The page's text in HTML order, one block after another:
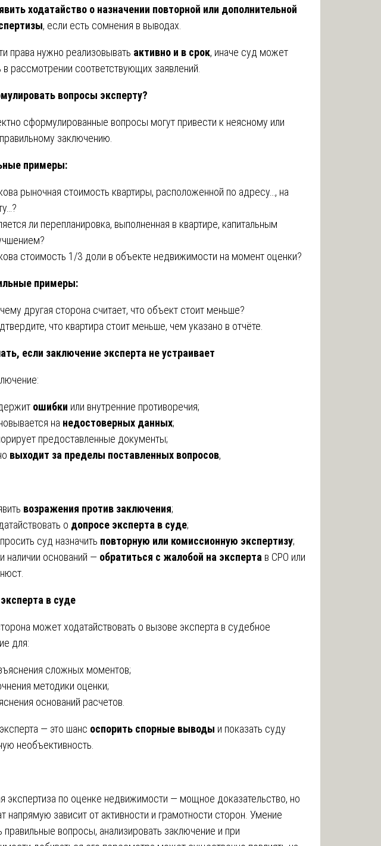
ходатайство о назначении повторной или дополнительной
, если есть сомнения в выводах.
права нужно реализовывать активно и в срок, иначе суд может
в рассмотрении соответствующих заявлений.
вопросы эксперту?
сформулированные вопросы могут привести к неясному или
заключению.
примеры:
рыночная стоимость квартиры, расположенной по адресу…, на
ли перепланировка, выполненная в квартире, капитальным
стоимость 1/3 доли в объекте недвижимости на момент оценки?
примеры:
другая сторона считает, что объект стоит меньше?
что квартира стоит меньше, чем указано в отчёте.
если заключение эксперта не устраивает
ошибки или внутренние противоречия;
на недостоверных данных;
предоставленные документы;
выходит за пределы поставленных вопросов,
возражения против заключения;
о допросе эксперта в суде;
суд назначить повторную или комиссионную экспертизу;
наличии оснований — обратиться с жалобой на эксперта в СРО или
в суде
может ходатайствовать о вызове эксперта в судебное
для:
сложных моментов;
методики оценки;
оснований расчетов.
— это шанс оспорить спорные выводы и показать суду
необъективность.
экспертиза по оценке недвижимости — мощное доказательство, но
напрямую зависит от активности и грамотности сторон. Умение
правильные вопросы, анализировать заключение и при